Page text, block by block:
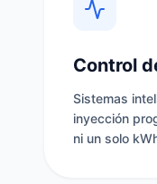
Control
Sistemas
inyección
ni un solo